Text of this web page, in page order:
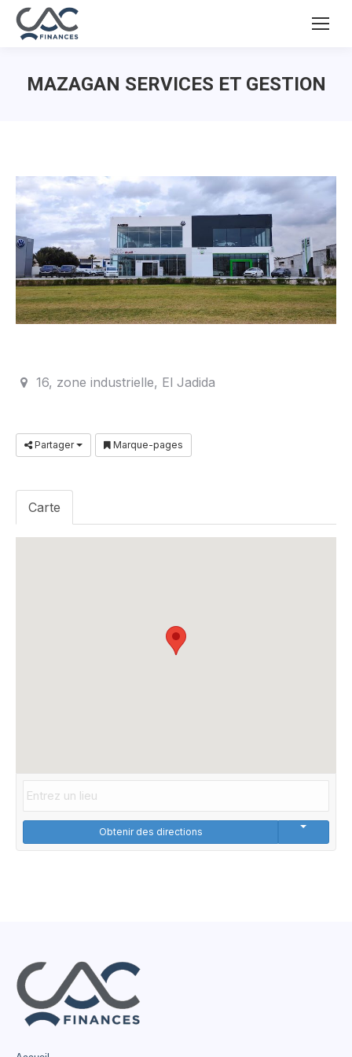
MAZAGAN SERVICES ET GESTION
16, zone industrielle, El Jadida
Partager Marque-pages
Carte
Obtenir des directions